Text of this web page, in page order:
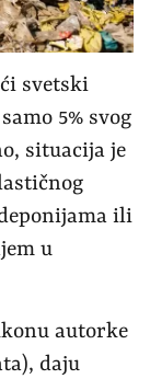
svetski
5% svog
situacija je
ili
u
autorke
daju